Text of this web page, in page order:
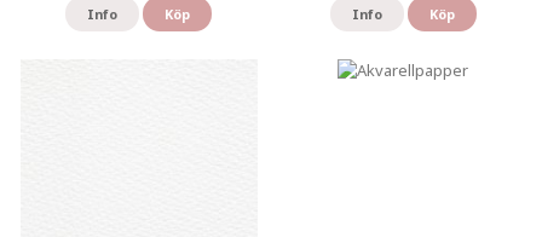
Info Köp Info Köp